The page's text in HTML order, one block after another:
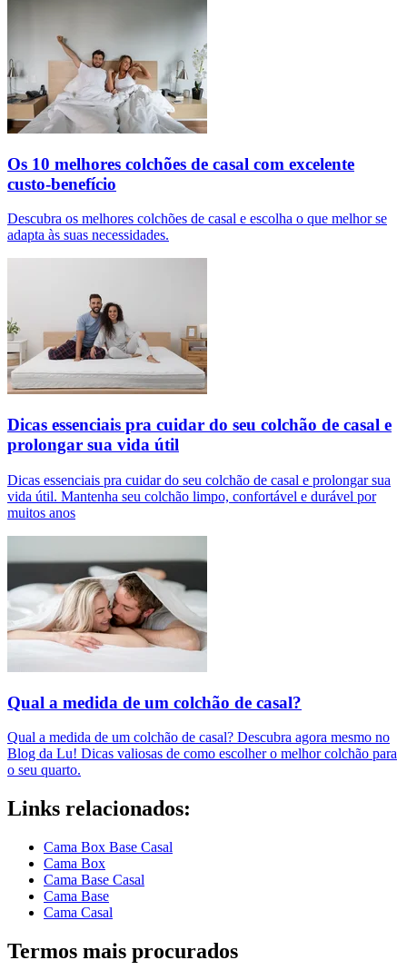
Os 10 melhores colchões de casal com excelente
custo-benefício
Descubra os melhores colchões de casal e escolha o que melhor se
adapta às suas necessidades.
Dicas essenciais pra cuidar do seu colchão de casal e
prolongar sua vida útil
Dicas essenciais pra cuidar do seu colchão de casal e prolongar sua
vida útil. Mantenha seu colchão limpo, confortável e durável por
muitos anos
Qual a medida de um colchão de casal?
Qual a medida de um colchão de casal? Descubra agora mesmo no
Blog da Lu! Dicas valiosas de como escolher o melhor colchão para
o seu quarto.
Links relacionados:
Cama Box Base Casal
Cama Box
Cama Base Casal
Cama Base
Cama Casal
Termos mais procurados